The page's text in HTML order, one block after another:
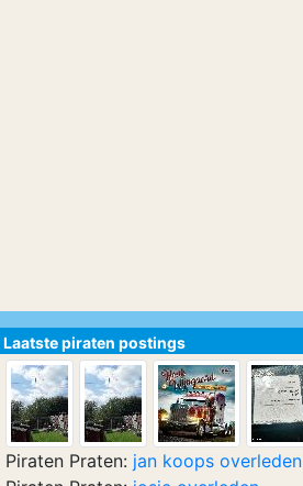
Laatste piraten postings
Piraten Praten: jan koops overleden